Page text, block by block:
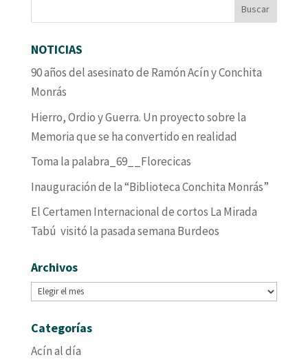
NOTICIAS
90 años del asesinato de Ramón Acín y Conchita
Monrás
Hierro, Ordio y Guerra. Un proyecto sobre la
Memoria que se ha convertido en realidad
Toma la palabra_69__Florecicas
Inauguración de la “Biblioteca Conchita Monrás”
El Certamen Internacional de cortos La Mirada
Tabú visitó la pasada semana Burdeos
Archivos
Archivos
Categorías
Acín al día